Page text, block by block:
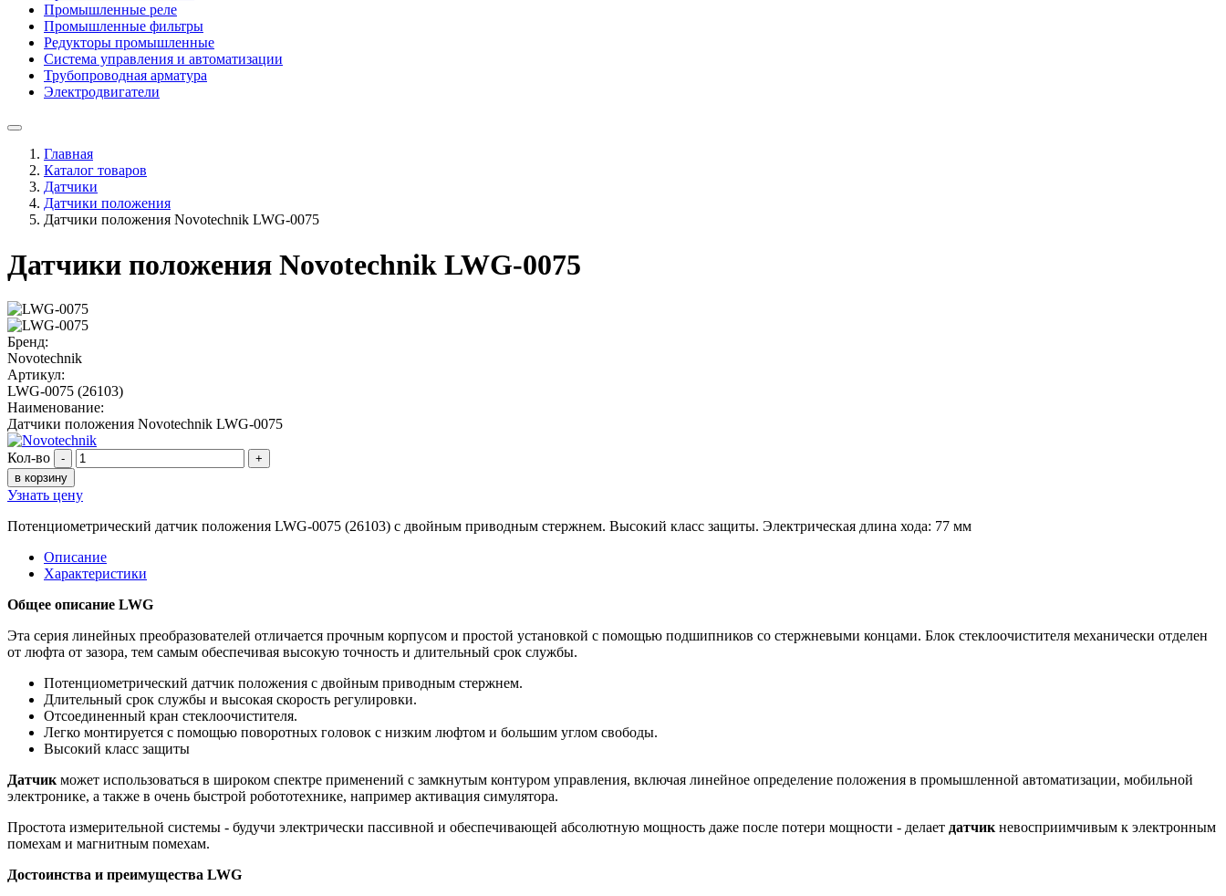
Промышленные реле
Промышленные фильтры
Редукторы промышленные
Система управления и автоматизации
Трубопроводная арматура
Электродвигатели
Главная
Каталог товаров
Датчики
Датчики положения
Датчики положения Novotechnik LWG-0075
Датчики положения Novotechnik LWG-0075
Бренд:
Novotechnik
Артикул:
LWG-0075 (26103)
Наименование:
Датчики положения Novotechnik LWG-0075
Кол-во -
+
в корзину
Узнать цену
Потенциометрический датчик положения LWG-0075 (26103) с двойным приводным стержнем. Высокий класс защиты. Электрическая длина хода: 77 мм
Описание
Характеристики
Общее описание LWG
Эта серия линейных преобразователей отличается прочным корпусом и простой установкой с помощью подшипников со стержневыми концами. Блок стеклоочистителя механически отделен
от люфта от зазора, тем самым обеспечивая высокую точность и длительный срок службы.
Потенциометрический датчик положения с двойным приводным стержнем.
Длительный срок службы и высокая скорость регулировки.
Отсоединенный кран стеклоочистителя.
Легко монтируется с помощью поворотных головок с низким люфтом и большим углом свободы.
Высокий класс защиты
Датчик может использоваться в широком спектре применений с замкнутым контуром управления, включая линейное определение положения в промышленной автоматизации, мобильной
электронике, а также в очень быстрой робототехнике, например активация симулятора.
Простота измерительной системы - будучи электрически пассивной и обеспечивающей абсолютную мощность даже после потери мощности - делает датчик невосприимчивым к электронным
помехам и магнитным помехам.
Достоинства и преимущества LWG